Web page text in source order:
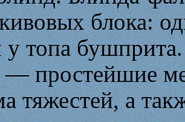
блока:
у топа бушприта.
— простейшие
тяжестей, а